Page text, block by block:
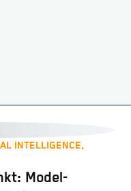
INTELLIGENCE,
Model-